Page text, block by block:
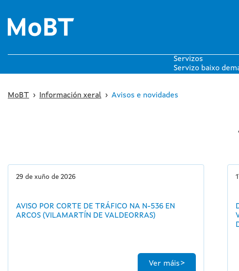
Servizos
Servizo baixo
Servizos por
MoBT › Información xeral › Avisos e novidades
29 de xuño de 2026
AVISO POR CORTE DE TRÁFICO NA N-536 EN
ARCOS (VILAMARTÍN DE VALDEORRAS)
Ver máis